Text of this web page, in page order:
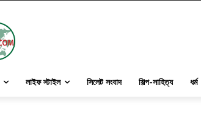
লাইফ স্টাইল সিলেট সংবাদ শিল্প-সাহিত্য ধর্ম